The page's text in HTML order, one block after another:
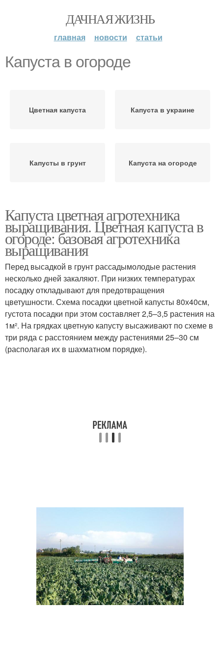
ДАЧНАЯ ЖИЗНЬ
главная новости статьи
Капуста в огороде
Цветная капуста Капуста в украине
Капусты в грунт Капуста на огороде
Капуста цветная агротехника
выращивания. Цветная капуста в
огороде: базовая агротехника
выращивания
Перед высадкой в грунт рассадымолодые растения
несколько дней закаляют. При низких температурах
посадку откладывают для предотвращения
цветушности. Схема посадки цветной капусты 80х40см,
густота посадки при этом составляет 2,5–3,5 растения на
1м². На грядках цветную капусту высаживают по схеме в
три ряда с расстоянием между растениями 25–30 см
(располагая их в шахматном порядке).